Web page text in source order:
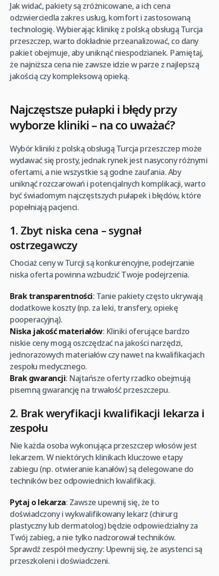
Jak widać, pakiety są zróżnicowane, a ich cena
odzwierciedla zakres usług, komfort i zastosowaną
technologię. Wybierając klinikę z polską obsługą Turcja
przeszczep, warto dokładnie przeanalizować, co dany
pakiet obejmuje, aby uniknąć niespodzianek. Pamiętaj,
że najniższa cena nie zawsze idzie w parze z najlepszą
jakością czy kompleksową opieką.
Najczęstsze pułapki i błędy przy
wyborze kliniki – na co uważać?
Wybór kliniki z polską obsługą Turcja przeszczep może
wydawać się prosty, jednak rynek jest nasycony różnymi
ofertami, a nie wszystkie są godne zaufania. Aby
uniknąć rozczarowań i potencjalnych komplikacji, warto
być świadomym najczęstszych pułapek i błędów, które
popełniają pacjenci.
1. Zbyt niska cena – sygnał
ostrzegawczy
Chociaż ceny w Turcji są konkurencyjne, podejrzanie
niska oferta powinna wzbudzić Twoje podejrzenia.
Brak transparentności: Tanie pakiety często ukrywają
dodatkowe koszty (np. za leki, transfery, opiekę
pooperacyjną).
Niska jakość materiałów: Kliniki oferujące bardzo
niskie ceny mogą oszczędzać na jakości narzędzi,
jednorazowych materiałów czy nawet na kwalifikacjach
zespołu medycznego.
Brak gwarancji: Najtańsze oferty rzadko obejmują
pisemną gwarancję na trwałość przeszczepu.
2. Brak weryfikacji kwalifikacji lekarza i
zespołu
Nie każda osoba wykonująca przeszczep włosów jest
lekarzem. W niektórych klinikach kluczowe etapy
zabiegu (np. otwieranie kanałów) są delegowane do
techników bez odpowiednich kwalifikacji.
Pytaj o lekarza: Zawsze upewnij się, że to
doświadczony i wykwalifikowany lekarz (chirurg
plastyczny lub dermatolog) będzie odpowiedzialny za
Twój zabieg, a nie tylko nadzorował techników.
Sprawdź zespół medyczny: Upewnij się, że asystenci są
przeszkoleni i doświadczeni.